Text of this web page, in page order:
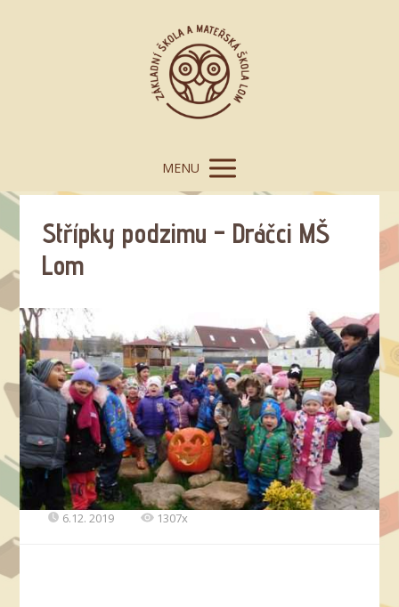
MENU
Střípky podzimu – Dráčci MŠ
Lom
6.12. 2019 1307x